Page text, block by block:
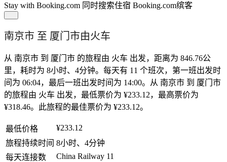
Stay with Booking.com 同时搜索住宿 Booking.com缤客
南京市 至 厦门市由火车
从 南京市 到 厦门市 的旅程由 火车 出发，距离为 846.76公
里，耗时为 8小时、4分钟。每天有 11 个班次，第一班出发时
间为 06:04，最后一班出发时间为 14:00。从 南京市 到 厦门市
的旅程由 火车 出发，最低票价为 ¥233.12，最高票价为
¥318.46。此旅程的最佳票价为 ¥233.12。
最低价格
¥233.12
旅程持续时间 8小时、4分钟
每天连接数
China Railway 11